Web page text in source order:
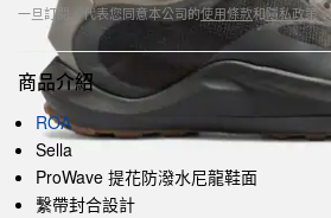
一旦訂閱，代表您同意本公司的使用條款和隱私政策。
商品介紹
ROA
Sella
ProWave 提花防潑水尼龍鞋面
繫帶封合設計